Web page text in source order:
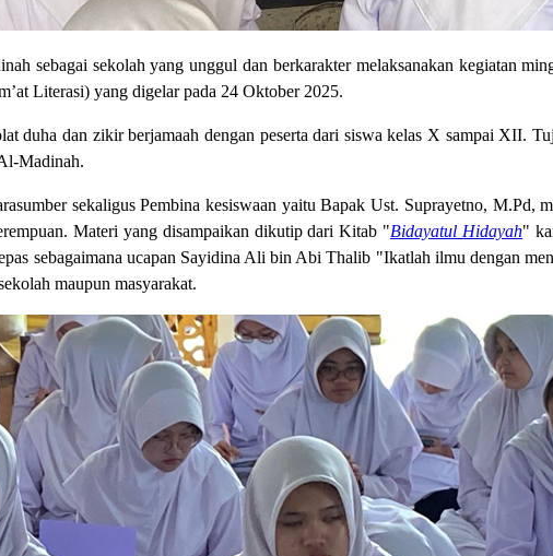
sebagai sekolah yang unggul dan berkarakter melaksanakan kegiatan
Literasi) yang digelar pada 24 Oktober 2025.
duha dan zikir berjamaah dengan peserta dari siswa kelas X sampai XII.
Madinah.
sekaligus Pembina kesiswaan yaitu Bapak Ust. Suprayetno, M.Pd,
Materi yang disampaikan dikutip dari Kitab "Bidayatul Hidayah"
sebagaimana ucapan Sayidina Ali bin Abi Thalib "Ikatlah ilmu dengan
maupun masyarakat.